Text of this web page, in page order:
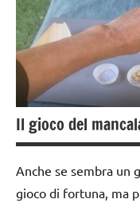
BIOLOGIA
MONTESSORI
botanica
dai
3 ai
6
Il gioco del
Anche se sembra un
gioco di fortuna, ma